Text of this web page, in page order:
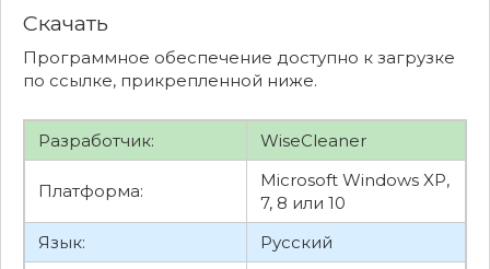
Скачать
Программное обеспечение доступно к загрузке
по ссылке, прикрепленной ниже.
Разработчик: WiseCleaner
Платформа:
Microsoft Windows XP,
7, 8 или 10
Язык:
Русский